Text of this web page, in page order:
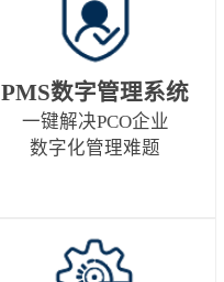
PMS数字管理系统
一键解决PCO企业
数字化管理难题